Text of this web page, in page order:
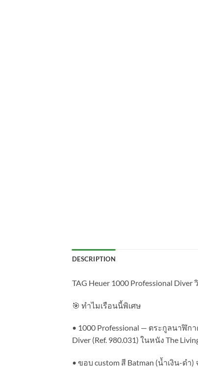
DESCRIPTION
TAG Heuer 1000 Professional
🎯 ทำไมเรือนนี้พิเศษ
• 1000 Professional — ตระกูลนาฬิก
Diver (Ref. 980.031) ในหนัง The
• ขอบ custom สี Batman (น้ำเงิน-ด